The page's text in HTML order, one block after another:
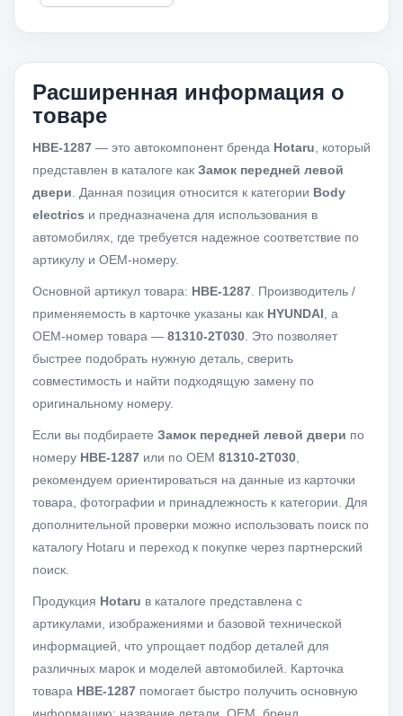
Расширенная информация о
товаре
HBE-1287 — это автокомпонент бренда Hotaru , который
представлен в каталоге как Замок передней левой
двери . Данная позиция относится к категории Body
electrics и предназначена для использования в
автомобилях, где требуется надежное соответствие по
артикулу и OEM-номеру.
Основной артикул товара: HBE-1287 . Производитель /
применяемость в карточке указаны как HYUNDAI , а
OEM-номер товара — 81310-2T030 . Это позволяет
быстрее подобрать нужную деталь, сверить
совместимость и найти подходящую замену по
оригинальному номеру.
Если вы подбираете Замок передней левой двери по
номеру HBE-1287 или по OEM 81310-2T030
рекомендуем ориентироваться на данные из карточки
товара, фотографии и принадлежность к категории. Для
дополнительной проверки можно использовать поиск по
каталогу Hotaru и переход к покупке через партнерский
поиск.
Продукция Hotaru в каталоге представлена с
артикулами, изображениями и базовой технической
информацией, что упрощает подбор деталей для
различных марок и моделей автомобилей. Карточка
товара HBE-1287 помогает быстро получить основную